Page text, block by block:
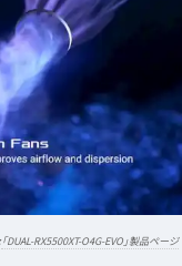
「DUAL-RX5500XT-O4G-EVO」製品ページ